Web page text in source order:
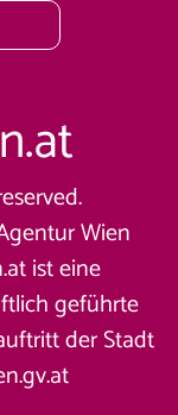
Wien
ist eine
geführte
der Stadt